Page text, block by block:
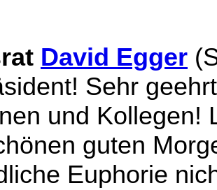
David Egger
Sehr
und Kollegen!
guten
Euphorie